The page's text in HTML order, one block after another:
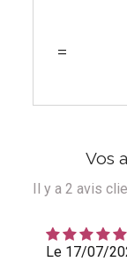
Vos
Il y a2 avis
Le 17/07/